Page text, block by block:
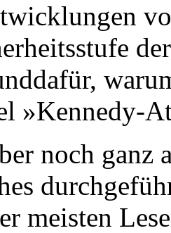
»Kennedy-
noch ganz
meisten